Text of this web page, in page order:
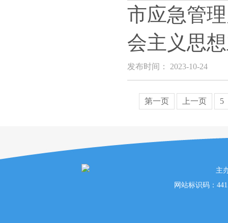
市应急管
会主义思
发布时间： 2023-10-24
第一页 上一页 5
主
网站标识码：